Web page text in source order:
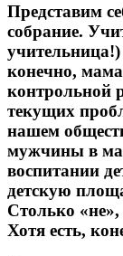
Представим
собрание.
конечно,
контрольной
текущих
нашем
мужчины в
воспитании
детскую
Столько «не»,
Хотя есть,